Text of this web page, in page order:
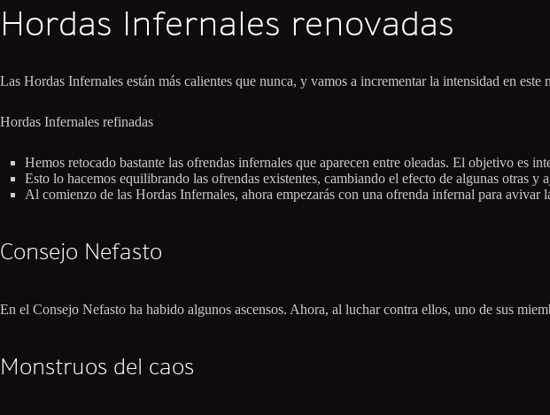
Hordas Infernales renovadas
Las Hordas Infernales están más calientes que nunca, y vamos a incrementar la intensidad en este
Hordas Infernales refinadas
Hemos retocado bastante las ofrendas infernales que aparecen entre oleadas. El objetivo es
Esto lo hacemos equilibrando las ofrendas existentes, cambiando el efecto de algunas otras y
Al comienzo de las Hordas Infernales, ahora empezarás con una ofrenda infernal para avivar
Consejo Nefasto
En el Consejo Nefasto ha habido algunos ascensos. Ahora, al luchar contra ellos, uno de sus
Monstruos del caos